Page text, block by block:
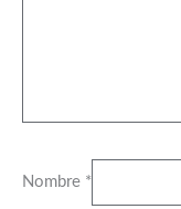
Nombre *